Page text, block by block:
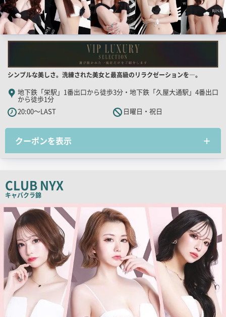
店
舗
PR
キ
コ
ー
シンプルな美しさ。洗練された美女と最高級のリラクゼーションを―。
地下鉄「栄駅」1番出口から徒歩3分・地下鉄「久屋大通駅」4番出口
から徒歩1分
20:00～LAST
日曜日・祝日
クーポンを表示
CLUB NYX
キャバクラ錦
検
索
一